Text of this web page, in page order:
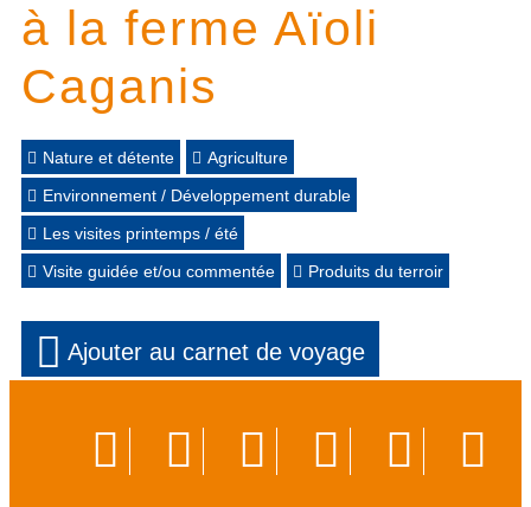
à la ferme Aïoli
Caganis
Nature et détente
Agriculture
Environnement / Développement durable
Les visites printemps / été
Visite guidée et/ou commentée
Produits du terroir
Ajouter au carnet de voyage